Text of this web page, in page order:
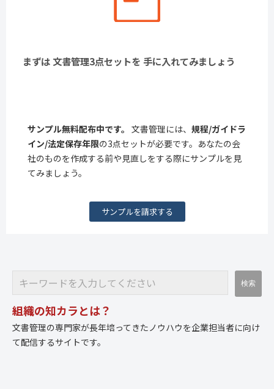
まずは 文書管理3点セットを 手に入れてみましょう
サンプル無料配布中です。 文書管理には、 規程/ガイドラ
イン/法定保存年限の3点セットが必要です。あなたの会
社のものを作成する前や見直しをする際にサンプルを見
てみましょう。
サンプルを請求する
組織の知カラとは？
文書管理の専門家が長年培ってきたノウハウを企業担当者に向け
て配信するサイトです。